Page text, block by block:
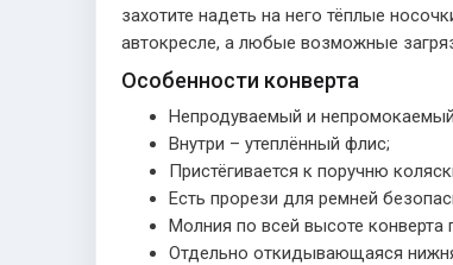
захотите надеть на него тёплые
автокресле, а любые возможные
Особенности конверта
Непродуваемый и
Внутри – утеплённый флис;
Пристёгивается к поручню
Есть прорези для ремней
Молния по всей высоте конверта
Отдельно откидывающаяся